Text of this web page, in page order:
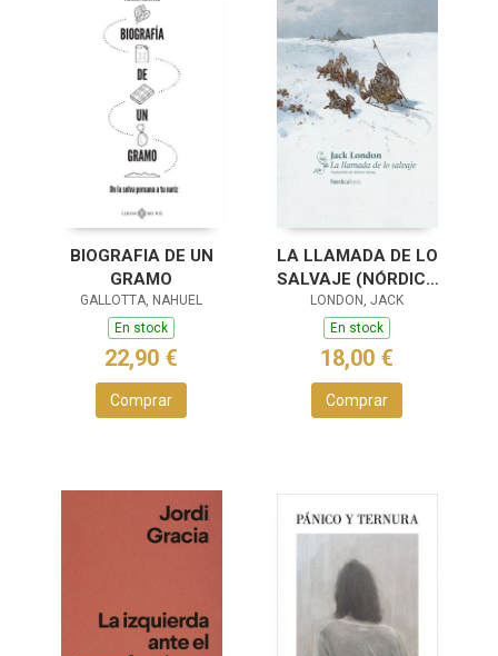
BIOGRAFIA DE UN
GRAMO
GALLOTTA, NAHUEL
En stock
22,90 €
Comprar
LA LLAMADA DE LO
SALVAJE (NÓRDICA
CLÁSICOS)
LONDON, JACK
En stock
18,00 €
Comprar